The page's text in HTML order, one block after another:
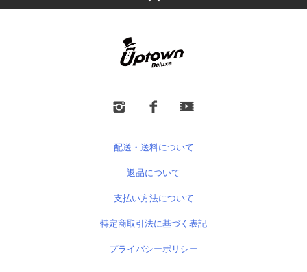
配送・送料について
返品について
支払い方法について
特定商取引法に基づく表記
プライバシーポリシー